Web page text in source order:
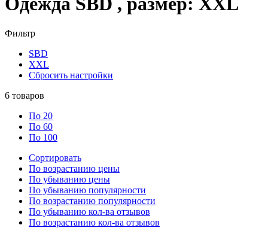
Фильтр
SBD
XXL
Сбросить настройки
6 товаров
По 20
По 60
По 100
Сортировать
По возрастанию цены
По убыванию цены
По убыванию популярности
По возрастанию популярности
По убыванию кол-ва отзывов
По возрастанию кол-ва отзывов